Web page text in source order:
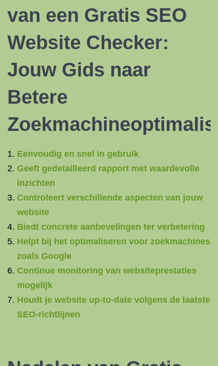
van een Gratis SEO
Website Checker:
Jouw Gids naar
Betere
Eenvoudig en snel in gebruik
Geeft gedetailleerd rapport met waardevolle
inzichten
Controleert verschillende aspecten van jouw
website
Biedt concrete aanbevelingen ter verbetering
Helpt bij het optimaliseren voor zoekmachines
zoals Google
Continue monitoring van websiteprestaties
mogelijk
Houdt je website up-to-date volgens de laatste
SEO-richtlijnen